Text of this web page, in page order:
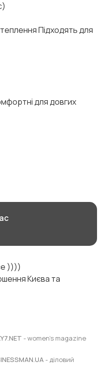
Підходять для
для довгих
))))
Києва та
- women's magazine
- діловий